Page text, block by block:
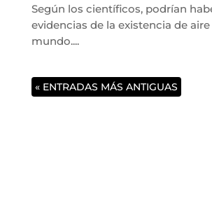
Según los científicos, podrían
evidencias de la existencia de aire
mundo....
« ENTRADAS MÁS ANTIGUAS